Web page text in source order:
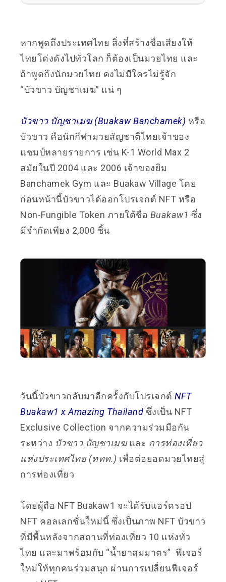
หากพูดถึงประเทศไทย สิ่งที่สร้างชื่อเสียงให้
ไทยโด่งดังไปทั่วโลก ก็ต้องเป็นมวยไทย และ
ถ้าพูดถึงนักมวยไทย คงไม่มีใครไม่รู้จัก
“บัวขาว บัญชาเมฆ” แน่ ๆ
บัวขาว บัญชาเมฆ​ (Buakaw Banchamek) หรือ
บัวขาว คือนักกีฬามวยสัญชาติไทยเจ้าของ
แชมป์หลายรายการ เช่น K-1 World Max 2
สมัยในปี 2004 และ 2006 เจ้าของยิม
Banchamek Gym และ Buakaw Village โดย
ก่อนหน้านี้บัวขาวได้ออกโปรเจกต์ NFT หรือ
Non-Fungible Token ภายใต้ชื่อ Buakaw1 ซึ่ง
มีจำกัดเพียง 2,000 ชิ้น
วันนี้บัวขาวกลับมาอีกครั้งกับโปรเจกต์ NFT
Buakaw1 x Amazing Thailand ซึ่งเป็น NFT
Exclusive Collection จากความร่วมมือกัน
ระหว่าง บัวขาว บัญชาเมฆและ การท่องเที่ยว
แห่งประเทศไทย (ททท.) เพื่อต่อยอดมวยไทยสู่
การท่องเที่ยว
โดยผู้ถือ NFT Buakaw1 จะได้รับแอร์ดรอป
NFT คอลเลกชั่นใหม่นี้ ซึ่งเป็นภาพ NFT บัวขาว
ที่มีพื้นหลังจากสถานที่ท่องเที่ยว 10 แห่งทั่ว
ไทย และมาพร้อมกับ “น้ำยาสมมาตร” ฟีเจอร์
ใหม่ให้ทุกคนร่วมสนุก ผ่านการเปลี่ยนฟีเจอร์